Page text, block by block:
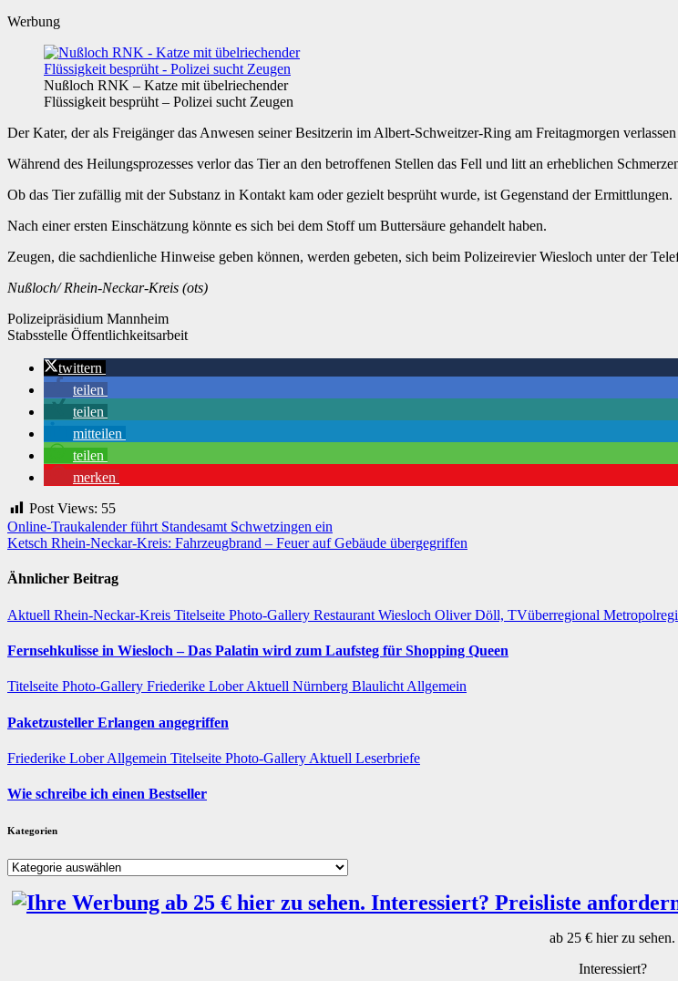
Werbung
Nußloch RNK – Katze mit übelriechender
Flüssigkeit besprüht – Polizei sucht Zeugen
Der Kater, der als Freigänger das Anwesen seiner Besitzerin im Albert-Schweitzer-Ring am Freitagmorgen
Während des Heilungsprozesses verlor das Tier an den betroffenen Stellen das Fell und litt an erheblichen
Ob das Tier zufällig mit der Substanz in Kontakt kam oder gezielt besprüht wurde, ist Gegenstand der Ermittlungen.
Nach einer ersten Einschätzung könnte es sich bei dem Stoff um Buttersäure gehandelt haben.
Zeugen, die sachdienliche Hinweise geben können, werden gebeten, sich beim Polizeirevier Wiesloch unter der
Nußloch/ Rhein-Neckar-Kreis (ots)
Polizeipräsidium Mannheim
Stabsstelle Öffentlichkeitsarbeit
twittern
teilen
teilen
mitteilen
teilen
merken
Post Views: 55
Beitragsnavigation
Online-Traukalender führt Standesamt Schwetzingen ein
Ketsch Rhein-Neckar-Kreis: Fahrzeugbrand – Feuer auf Gebäude übergegriffen
Ähnlicher Beitrag
Aktuell Rhein-Neckar-Kreis Titelseite Photo-Gallery Restaurant Wiesloch Oliver Döll, TVüberregional
Fernsehkulisse in Wiesloch – Das Palatin wird zum Laufsteg für Shopping Queen
Titelseite Photo-Gallery Friederike LoberAktuell Nürnberg Blaulicht Allgemein
Paketzusteller Erlangen angegriffen
Friederike LoberAllgemein Titelseite Photo-Gallery Aktuell Leserbriefe
Wie schreibe ich einen Bestseller
Kategorien
Kategorien
ab 25 € hier zu sehen.
Interessiert?